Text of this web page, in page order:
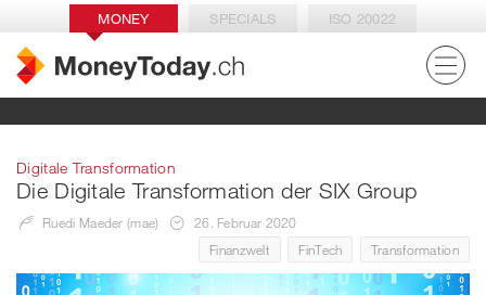
MONEY SPECIALS ISO 20022
Digitale Transformation
Die Digitale Transformation der SIX Group
Ruedi Maeder (mae)
26. Februar 2020
Finanzwelt
FinTech Transformation